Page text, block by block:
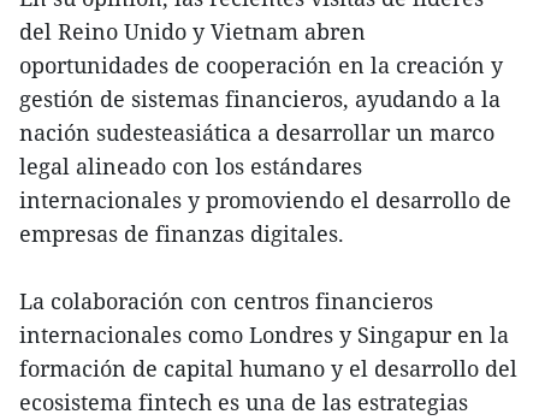
del Reino Unido y Vietnam abren
oportunidades de cooperación en la creación y
gestión de sistemas financieros, ayudando a la
nación sudesteasiática a desarrollar un marco
legal alineado con los estándares
internacionales y promoviendo el desarrollo de
empresas de finanzas digitales.
La colaboración con centros financieros
internacionales como Londres y Singapur en la
formación de capital humano y el desarrollo del
ecosistema fintech es una de las estrategias